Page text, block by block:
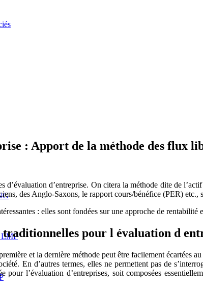
LMP
: Apport de la méthode des flux
d’évaluation d’entreprise. On citera la méthode dite de
des Anglo-Saxons, le rapport cours/bénéfice (PER)
: elles sont fondées sur une approche de rentabilité
traditionnelles pour l évaluation d
et la dernière méthode peut être facilement écartées
En d’autres termes, elles ne permettent pas de
pour l’évaluation d’entreprises, soit composées